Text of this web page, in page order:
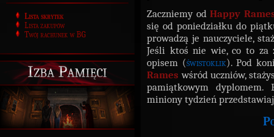
Lista skrytek
Lista zakupów
Twój rachunek w BG
Izba Pamięci
Zaczniemy odHappy
się od poniedziałku do
prowadzą je nauczyciele,
Jeśli ktoś nie wie, co to za
opisem (świstoklik). Pod
Rames wśród uczniów,
pamiątkowym dyplomem.
miniony tydzień